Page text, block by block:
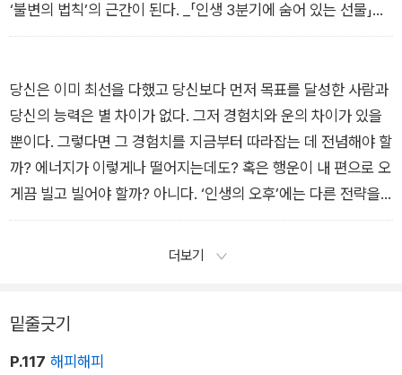
‘불변의 법칙’의 근간이 된다. _「인생 3분기에 숨어 있는 선물」에
서
당신은 이미 최선을 다했고 당신보다 먼저 목표를 달성한 사람과
당신의 능력은 별 차이가 없다. 그저 경험치와 운의 차이가 있을
뿐이다. 그렇다면 그 경험치를 지금부터 따라잡는 데 전념해야 할
까? 에너지가 이렇게나 떨어지는데도? 혹은 행운이 내 편으로 오
게끔 빌고 빌어야 할까? 아니다. ‘인생의 오후’에는 다른 전략을
써야 한다. _「더 빨리 상승하기 위해 털어낼 것 2: 감정의 짐」에서
더보기
밑줄긋기
P.117 해피해피